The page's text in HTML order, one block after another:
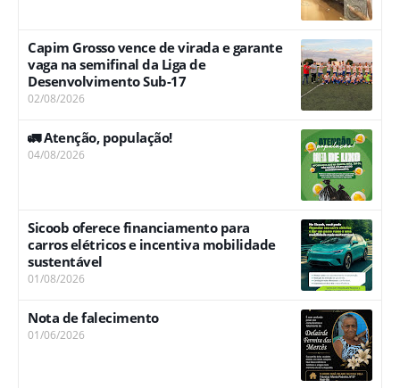
Capim Grosso vence de virada e garante
vaga na semifinal da Liga de
Desenvolvimento Sub-17
02/08/2026
🚛 Atenção, população!
04/08/2026
Sicoob oferece financiamento para
carros elétricos e incentiva mobilidade
sustentável
01/08/2026
Nota de falecimento
01/06/2026